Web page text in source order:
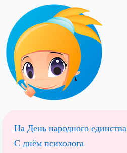
На День народного единства
С днём психолога